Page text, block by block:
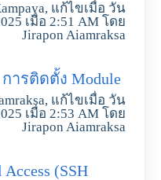
แก้ไขเมื่อ วัน
เมื่อ 2:51 AM โดย
Jirapon Aiamraksa
ารติดตั้ง Module
แก้ไขเมื่อ วัน
เมื่อ 2:53 AM โดย
Jirapon Aiamraksa
(SSH